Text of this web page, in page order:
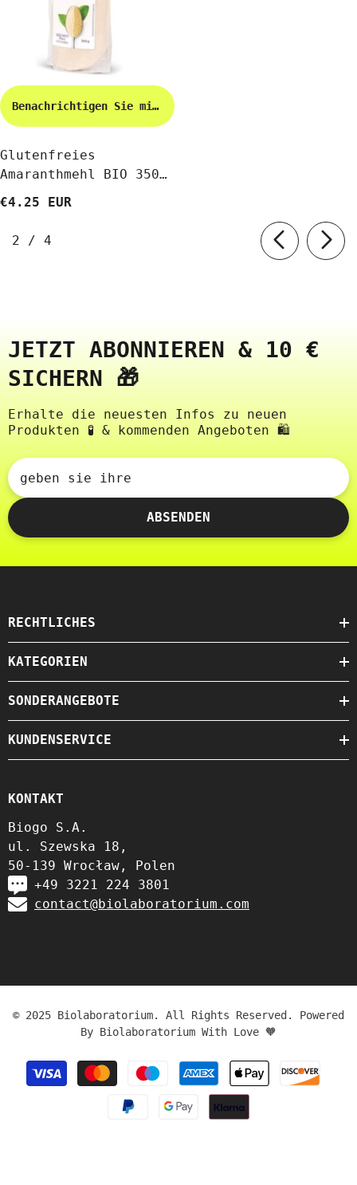
Benachrichtigen Sie mich
Glutenfreies
Amaranthmehl BIO 350
€4.25 EUR
2 / von
4
JETZT ABONNIEREN & 10 €
SICHERN 🎁
Erhalte die neuesten Infos zu neuen
Produkten 🧪 & kommenden Angeboten 🛍️
geben sie ihre
ABSENDEN
RECHTLICHES
KATEGORIEN
SONDERANGEBOTE
KUNDENSERVICE
KONTAKT
Biogo S.A.
ul. Szewska 18,
50-139 Wrocław, Polen
+49 3221 224 3801
contact@biolaboratorium.com
© 2025 Biolaboratorium. All Rights Reserved. Powered
By Biolaboratorium With Love 🧡
Zahlungsmethoden